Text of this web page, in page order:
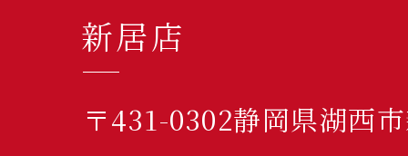
新居店
〒431-0302静岡県湖西